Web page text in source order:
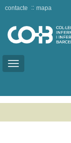
Toggle
contacte mapa